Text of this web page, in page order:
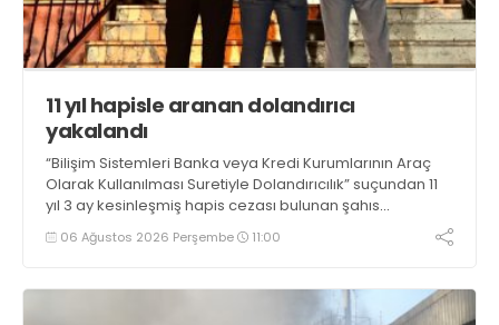
11 yıl hapisle aranan dolandırıcı
yakalandı
“Bilişim Sistemleri Banka veya Kredi Kurumlarının Araç
Olarak Kullanılması Suretiyle Dolandırıcılık” suçundan 11
yıl 3 ay kesinleşmiş hapis cezası bulunan şahıs
yakalandı
06 Ağustos 2026 Perşembe 11:00